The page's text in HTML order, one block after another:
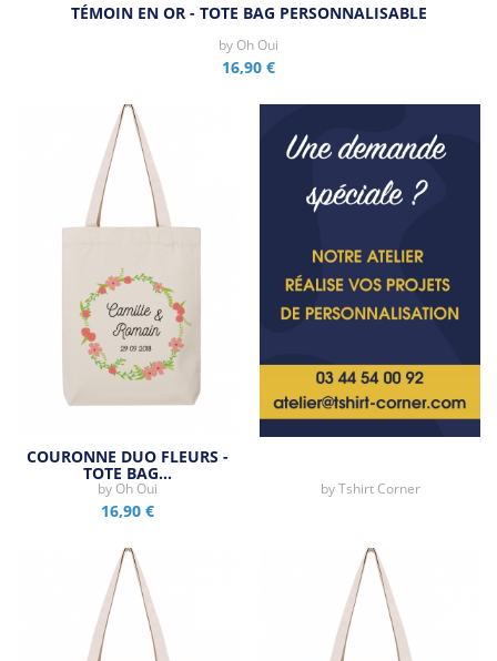
TÉMOIN EN OR - TOTE BAG PERSONNALISABLE
by Oh Oui
16,90 €
COURONNE DUO FLEURS -
TOTE BAG…
by Oh Oui
16,90 €
byTshirt Corner